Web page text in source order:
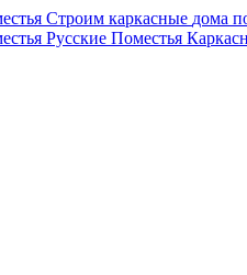
Строим каркасные дома
Русские Поместья